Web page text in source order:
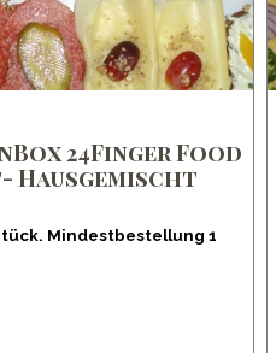
24Finger Food
Mindestbestellung 1